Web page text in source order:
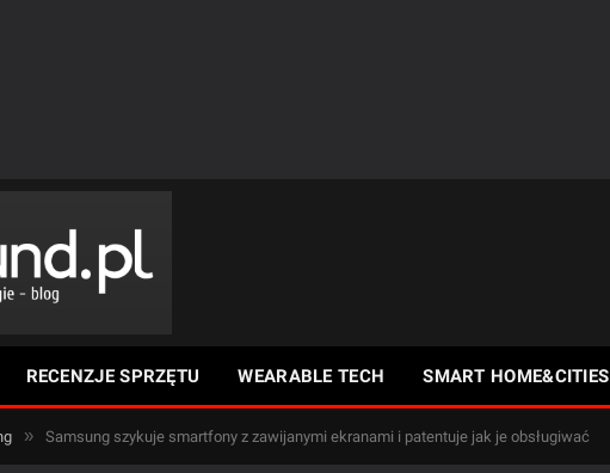
RECENZJE SPRZĘTU WEARABLE TECH SMART HOME&CITIES
» Samsung szykuje smartfony z zawijanymi ekranami i patentuje jak je obsługiwać